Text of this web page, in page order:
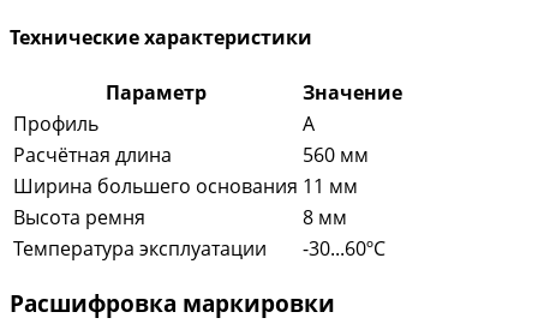
Технические характеристики
Параметр
Значение
Профиль
A
Расчётная длина
560 мм
Ширина большего основания 11 мм
Высота ремня
8 мм
Температура эксплуатации
-30...60ºC
Расшифровка маркировки